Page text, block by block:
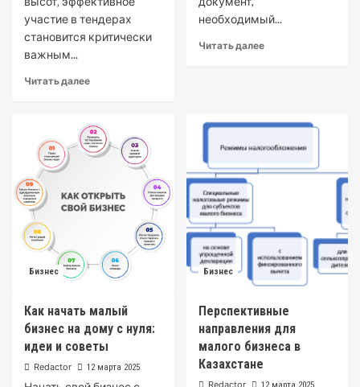
участие в тендерах
становится критически
важным...
Читать далее
необходимый...
Читать далее
Бизнес
Как начать малый
бизнес на дому с нуля:
идеи и советы
Redactor 12 марта 2025
Бизнес
Перспективные
направления для
малого бизнеса в
Казахстане
Redactor